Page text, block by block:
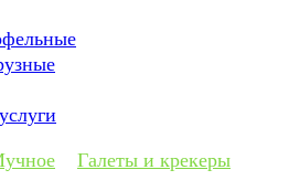
Галеты и крекеры